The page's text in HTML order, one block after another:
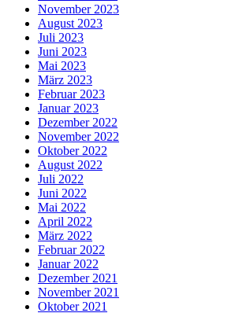
November 2023
August 2023
Juli 2023
Juni 2023
Mai 2023
März 2023
Februar 2023
Januar 2023
Dezember 2022
November 2022
Oktober 2022
August 2022
Juli 2022
Juni 2022
Mai 2022
April 2022
März 2022
Februar 2022
Januar 2022
Dezember 2021
November 2021
Oktober 2021